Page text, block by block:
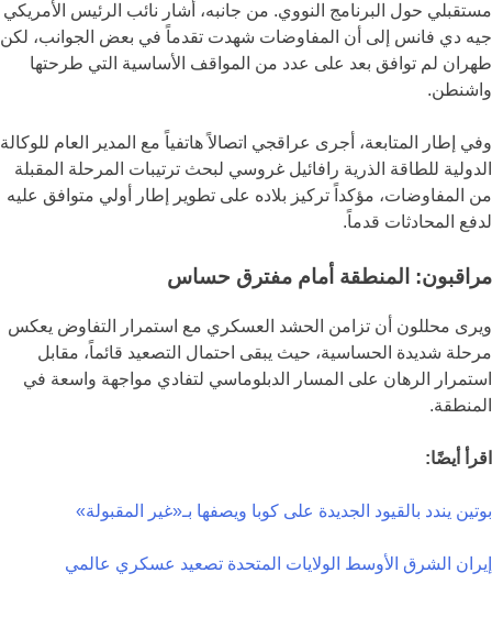
مستقبلي حول البرنامج النووي. من جانبه، أشار نائب الرئيس الأمريكي
جيه دي فانس إلى أن المفاوضات شهدت تقدماً في بعض الجوانب، لكن
طهران لم توافق بعد على عدد من المواقف الأساسية التي طرحتها
واشنطن.
وفي إطار المتابعة، أجرى عراقجي اتصالاً هاتفياً مع المدير العام للوكالة
الدولية للطاقة الذرية رافائيل غروسي لبحث ترتيبات المرحلة المقبلة
من المفاوضات، مؤكداً تركيز بلاده على تطوير إطار أولي متوافق عليه
لدفع المحادثات قدماً.
مراقبون: المنطقة أمام مفترق حساس
ويرى محللون أن تزامن الحشد العسكري مع استمرار التفاوض يعكس
مرحلة شديدة الحساسية، حيث يبقى احتمال التصعيد قائماً، مقابل
استمرار الرهان على المسار الدبلوماسي لتفادي مواجهة واسعة في
المنطقة.
اقرأ أيضًا:
بوتين يندد بالقيود الجديدة على كوبا ويصفها بـ«غير المقبولة»
إيران الشرق الأوسط الولايات المتحدة تصعيد عسكري عالمي